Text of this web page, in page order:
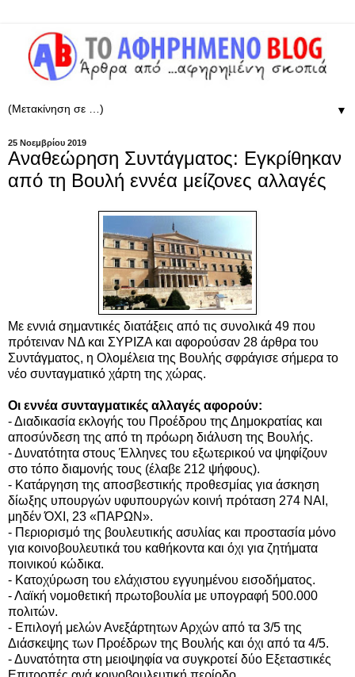
▼
25 Νοεμβρίου 2019
Αναθεώρηση Συντάγματος: Εγκρίθηκαν
από τη Βουλή εννέα μείζονες αλλαγές
Με εννιά σημαντικές διατάξεις από τις συνολικά 49 που
πρότειναν ΝΔ και ΣΥΡΙΖΑ και αφορούσαν 28 άρθρα του
Συντάγματος, η Ολομέλεια της Βουλής σφράγισε σήμερα το
νέο συνταγματικό χάρτη της χώρας.
Οι εννέα συνταγματικές αλλαγές αφορούν:
- Διαδικασία εκλογής του Προέδρου της Δημοκρατίας και
αποσύνδεση της από τη πρόωρη διάλυση της Βουλής.
- Δυνατότητα στους Έλληνες του εξωτερικού να ψηφίζουν
στο τόπο διαμονής τους (έλαβε 212 ψήφους).
- Κατάργηση της αποσβεστικής προθεσμίας για άσκηση
δίωξης υπουργών υφυπουργών κοινή πρόταση 274 ΝΑΙ,
μηδέν ΌΧΙ, 23 «ΠΑΡΩΝ».
- Περιορισμό της βουλευτικής ασυλίας και προστασία μόνο
για κοινοβουλευτικά του καθήκοντα και όχι για ζητήματα
ποινικού κώδικα.
- Κατοχύρωση του ελάχιστου εγγυημένου εισοδήματος.
- Λαϊκή νομοθετική πρωτοβουλία με υπογραφή 500.000
πολιτών.
- Επιλογή μελών Ανεξάρτητων Αρχών από τα 3/5 της
Διάσκεψης των Προέδρων της Βουλής και όχι από τα 4/5.
- Δυνατότητα στη μειοψηφία να συγκροτεί δύο Εξεταστικές